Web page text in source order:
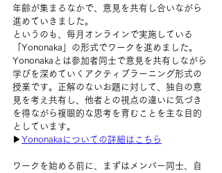
年齢が集まるなかで、意見を共有し合いながら
進めていきました。
というのも、毎月オンラインで実施している
「Yononaka」の形式でワークを進めました。
Yononakaとは参加者同士で意見を共有しながら
学びを深めていくアクティブラーニング形式の
授業です。正解のないお題に対して、独自の意
見を考え共有し、他者との視点の違いに気づき
を得ながら複眼的な思考を育むことを主な目的
としています。
▶Yononakaについての詳細はこちら
ワークを始める前に、まずはメンバー同士、自